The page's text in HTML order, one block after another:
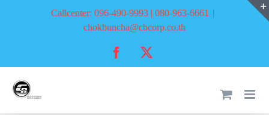
Callcenter: 096-490-9993 | 080-963-6661 |
chokbuncha@cbcorp.co.th
Facebook